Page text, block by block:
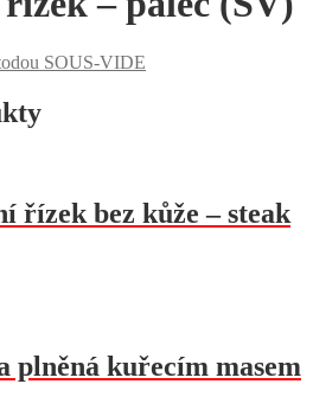
SOUS-VIDE
řízek bez kůže – steak
plněná kuřecím masem